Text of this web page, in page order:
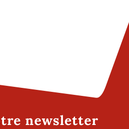
newsletter